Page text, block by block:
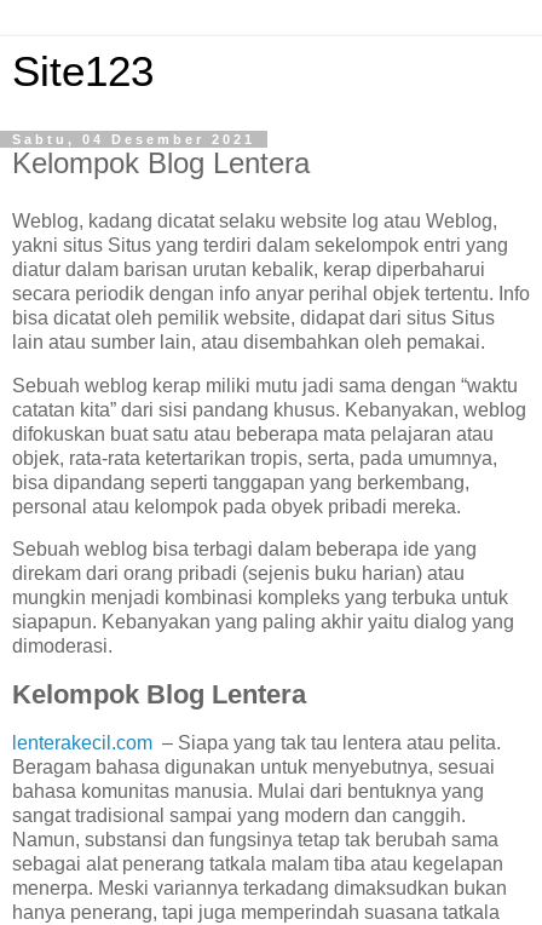
Site123
Sabtu, 04 Desember 2021
Kelompok Blog Lentera
Weblog, kadang dicatat selaku website log atau Weblog,
yakni situs Situs yang terdiri dalam sekelompok entri yang
diatur dalam barisan urutan kebalik, kerap diperbaharui
secara periodik dengan info anyar perihal objek tertentu. Info
bisa dicatat oleh pemilik website, didapat dari situs Situs
lain atau sumber lain, atau disembahkan oleh pemakai.
Sebuah weblog kerap miliki mutu jadi sama dengan “waktu
catatan kita” dari sisi pandang khusus. Kebanyakan, weblog
difokuskan buat satu atau beberapa mata pelajaran atau
objek, rata-rata ketertarikan tropis, serta, pada umumnya,
bisa dipandang seperti tanggapan yang berkembang,
personal atau kelompok pada obyek pribadi mereka.
Sebuah weblog bisa terbagi dalam beberapa ide yang
direkam dari orang pribadi (sejenis buku harian) atau
mungkin menjadi kombinasi kompleks yang terbuka untuk
siapapun. Kebanyakan yang paling akhir yaitu dialog yang
dimoderasi.
Kelompok Blog Lentera
lenterakecil.com – Siapa yang tak tau lentera atau pelita.
Beragam bahasa digunakan untuk menyebutnya, sesuai
bahasa komunitas manusia. Mulai dari bentuknya yang
sangat tradisional sampai yang modern dan canggih.
Namun, substansi dan fungsinya tetap tak berubah sama
sebagai alat penerang tatkala malam tiba atau kegelapan
menerpa. Meski variannya terkadang dimaksudkan bukan
hanya penerang, tapi juga memperindah suasana tatkala